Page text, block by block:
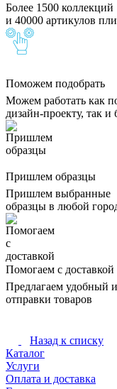
Более 1500 коллекций
и 40000 артикулов
Поможем подобрать
Можем работать как
дизайн-проекту, так и
Пришлем образцы
Пришлем выбранные
образцы в любой
Помогаем с доставкой
Предлагаем удобный
отправки товаров
Назад к списку
Каталог
Услуги
Оплата и доставка